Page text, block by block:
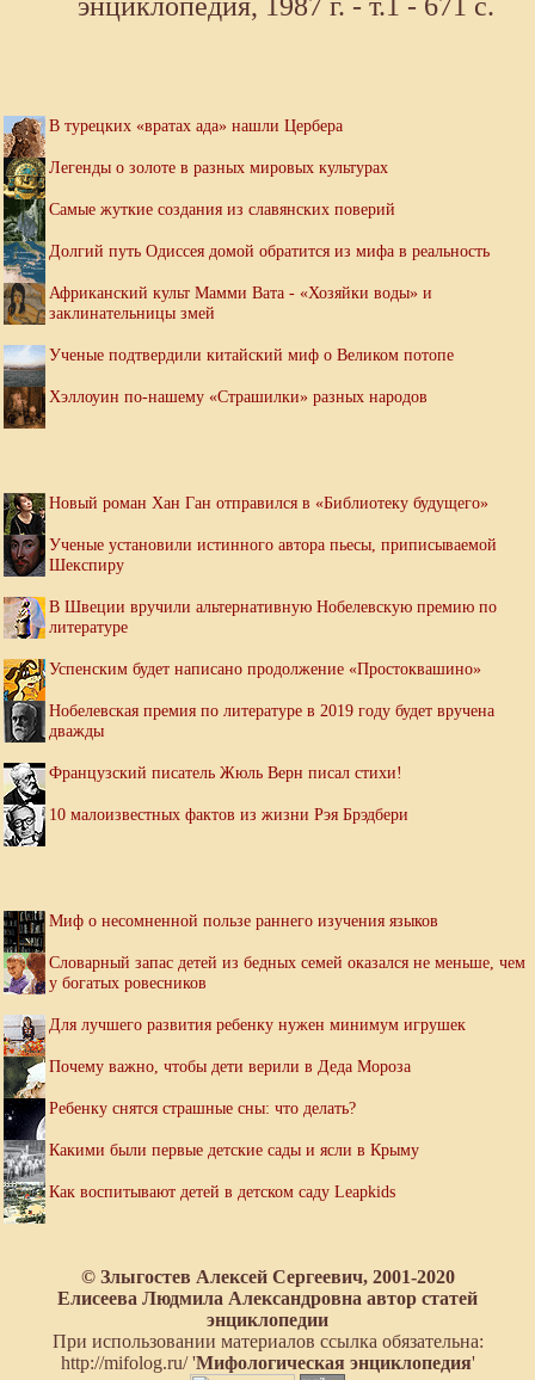
В турецких «вратах ада» нашли Цербера
Легенды о золоте в разных мировых культурах
Самые жуткие создания из славянских поверий
Долгий путь Одиссея домой обратится из мифа в реальность
Африканский культ Мамми Вата - «Хозяйки воды» и
заклинательницы змей
Ученые подтвердили китайский миф о Великом потопе
Хэллоуин по-нашему «Страшилки» разных народов
Новый роман Хан Ган отправился в «Библиотеку будущего»
Ученые установили истинного автора пьесы, приписываемой
Шекспиру
В Швеции вручили альтернативную Нобелевскую премию по
литературе
Успенским будет написано продолжение «Простоквашино»
Нобелевская премия по литературе в 2019 году будет вручена
дважды
Французский писатель Жюль Верн писал стихи!
10 малоизвестных фактов из жизни Рэя Брэдбери
Миф о несомненной пользе раннего изучения языков
Словарный запас детей из бедных семей оказался не меньше, чем
у богатых ровесников
Для лучшего развития ребенку нужен минимум игрушек
Почему важно, чтобы дети верили в Деда Мороза
Ребенку снятся страшные сны: что делать?
Какими были первые детские сады и ясли в Крыму
Как воспитывают детей в детском саду Leapkids
© Злыгостев Алексей Сергеевич, 2001-2020
Елисеева Людмила Александровна автор статей
энциклопедии
При использовании материалов ссылка обязательна:
http://mifolog.ru/ 'Мифологическая энциклопедия'